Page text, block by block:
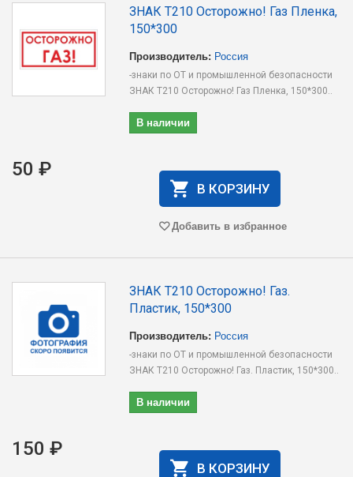
ЗНАК T210 Осторожно! Газ Пленка,
150*300
Производитель: Россия
-знаки по ОТ и промышленной безопасности
ЗНАК T210 Осторожно! Газ Пленка, 150*300..
В наличии
50 ₽
В КОРЗИНУ
Добавить в избранное
ЗНАК T210 Осторожно! Газ.
Пластик, 150*300
Производитель: Россия
-знаки по ОТ и промышленной безопасности
ЗНАК T210 Осторожно! Газ. Пластик, 150*300..
В наличии
150 ₽
В КОРЗИНУ